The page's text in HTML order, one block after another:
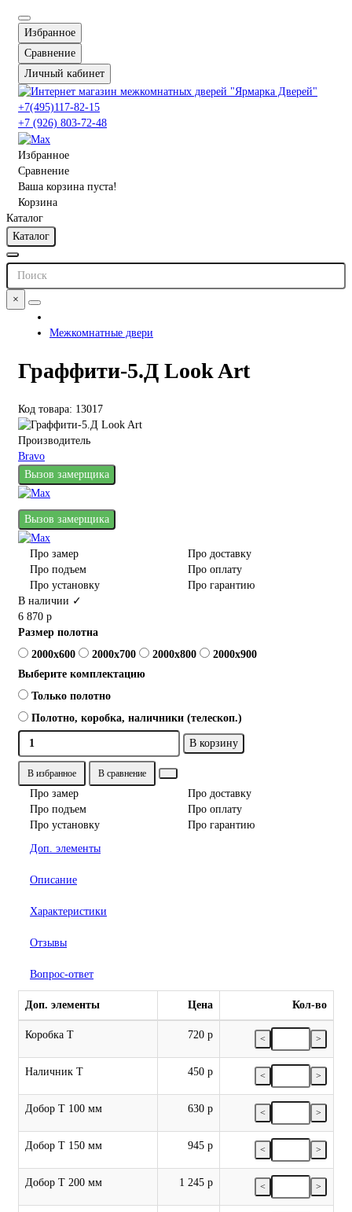
Избранное
Сравнение
Личный кабинет
+7(495)117-82-15
+7 (926) 803-72-48
Избранное
Сравнение
Ваша корзина пуста!
Корзина
Каталог
Каталог
×
Межкомнатные двери
Граффити-5.Д Look Art
Код товара: 13017
Производитель
Bravo
Вызов замерщика
Вызов замерщика
Про замер
Про доставку
Про подъем
Про оплату
Про установку
Про гарантию
В наличии ✓
6 870 р
Размер полотна
2000x600
2000x700 2000x800
2000x900
Выберите комплектацию
Только полотно
Полотно, коробка, наличники (телескоп.)
В корзину
В избранное В сравнение
Про замер
Про доставку
Про подъем
Про оплату
Про установку
Про гарантию
Доп. элементы
Описание
Характеристики
Отзывы
Вопрос-ответ
Доп. элементы Цена Кол-во
Коробка Т 720 р < >
Наличник Т 450 р < >
Добор Т 100 мм 630 р < >
Добор Т 150 мм 945 р < >
Добор Т 200 мм 1 245 р < >